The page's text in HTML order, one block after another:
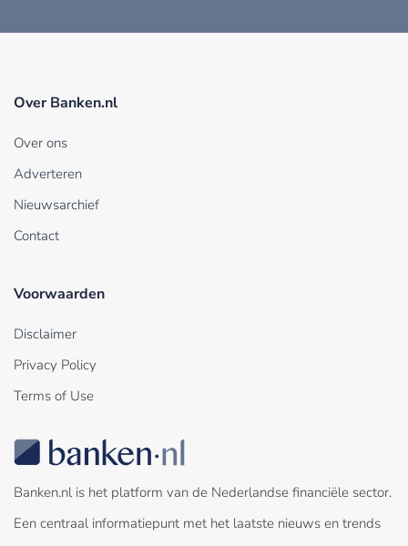
Over Banken.nl
Over ons
Adverteren
Nieuwsarchief
Contact
Voorwaarden
Disclaimer
Privacy Policy
Terms of Use
Banken.nl is het platform van de Nederlandse financiële sector.
Een centraal informatiepunt met het laatste nieuws en trends